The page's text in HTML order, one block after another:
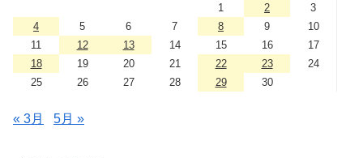
1
2
3
4
5 6 7 8 9
10
11
12 13 14 15 16
17
18
19 20 21 22 23
24
25
26 27 28 29 30
« 3月 5月 »